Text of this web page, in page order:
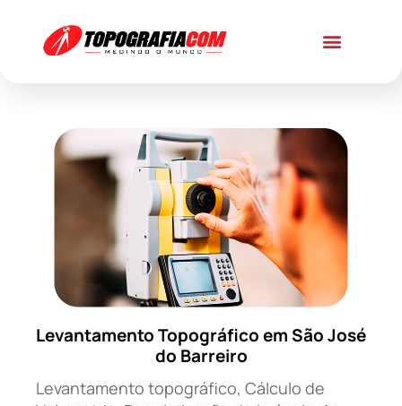
Levantamento Topográfico em São José
do Barreiro
Levantamento topográfico, Cálculo de